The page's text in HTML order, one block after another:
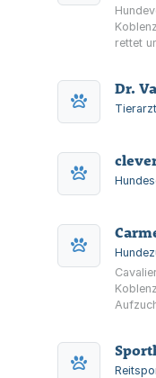
rettet
und
Dr.
Tierarzt